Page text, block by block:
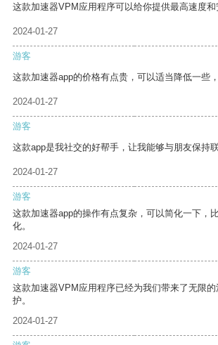
这款加速器VPM应用程序可以给你提供最高速度和
2024-01-27
游客
这款加速器app的价格有点贵，可以适当降低一些
2024-01-27
游客
这款app是我社交的好帮手，让我能够与朋友保持
2024-01-27
游客
这款加速器app的操作有点复杂，可以简化一下，
化。
2024-01-27
游客
这款加速器VPM应用程序已经为我们带来了无限
护。
2024-01-27